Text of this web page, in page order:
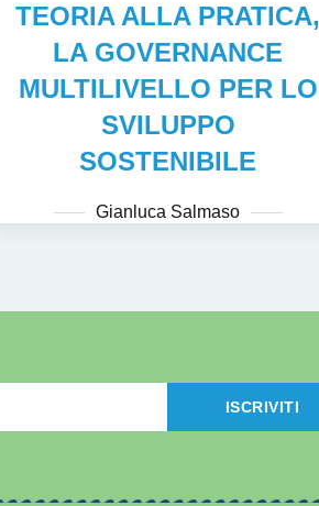
TEORIA ALLA PRATICA,
LA GOVERNANCE
MULTILIVELLO PER LO
SVILUPPO
SOSTENIBILE
Gianluca Salmaso
ISCRIVITI